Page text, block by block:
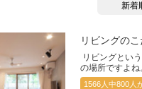
新着
リビングの
リビングとい
の場所ですよ
1566人中800人